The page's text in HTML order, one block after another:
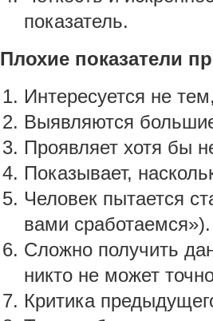
показатель.
Плохие показатели
Интересуется не
Выявляются
Проявляет хотя бы
Показывает,
Человек пытается
вами сработаемся»).
Сложно получить
никто не может
Критика